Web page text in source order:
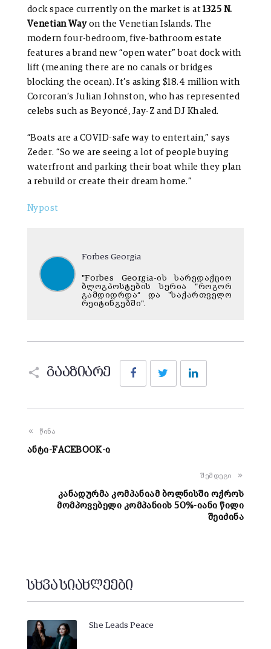
dock space currently on the market is at1325 N.
Venetian Wayon the Venetian Islands. The
modern four-bedroom, five-bathroom estate
features a brand new “open water” boat dock with
lift (meaning there are no canals or bridges
blocking the ocean). It’s asking $18.4 million with
Corcoran’s Julian Johnston, who has represented
celebs such as Beyoncé, Jay-Z and DJ Khaled.
“Boats are a COVID-safe way to entertain,” says
Zeder. “So we are seeing a lot of people buying
waterfront and parking their boat while they plan
a rebuild or create their dream home.”
Nypost
Forbes Georgia
"Forbes Georgia-ის სარედაქციო
ბლოგპოსტების სერია "როგორ
გამდიდრდა“ და "საქართველო
რეიტინგებში".
გააზიარე
FacebookTwitter
წინა
ანტი-FACEBOOK-ი
შემდეგი
კანადურმა კომპანიამ ბოლნისში ოქროს
მომპოვებელი კომპანიის 50%-იანი წილი
შეიძინა
სხვა სიახლეები
She Leads Peace